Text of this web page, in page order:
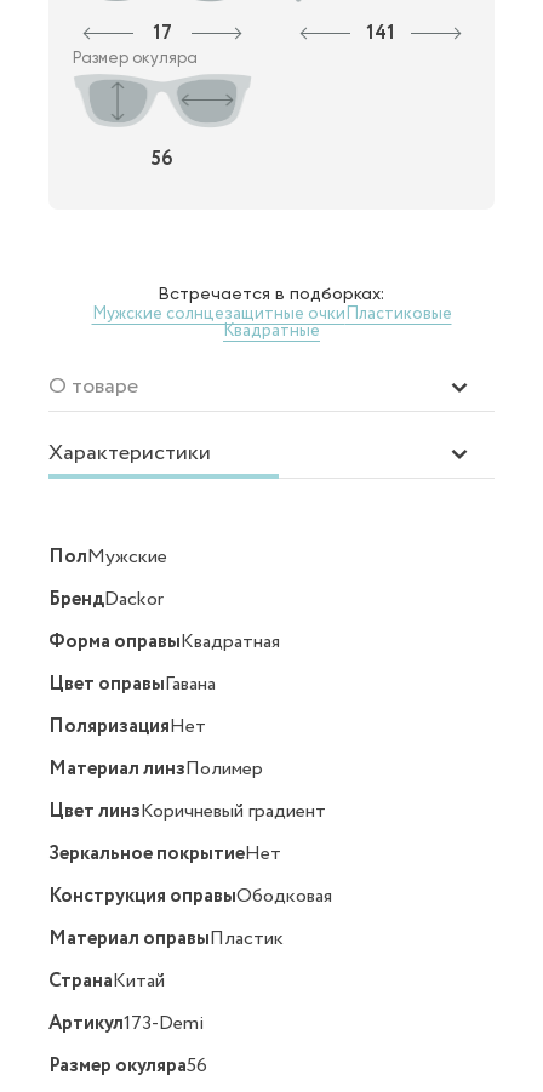
17 141
Размер окуляра
56
Встречается в подборках:
Мужские солнцезащитные очкиПластиковые
Квадратные
О товаре
Характеристики
ПолМужские
БрендDackor
Форма оправыКвадратная
Цвет оправыГавана
ПоляризацияНет
Материал линзПолимер
Цвет линзКоричневый градиент
Зеркальное покрытиеНет
Конструкция оправыОбодковая
Материал оправыПластик
СтранаКитай
Артикул173-Demi
Размер окуляра56